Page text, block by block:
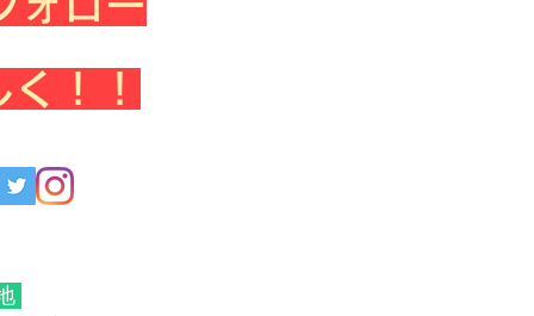
！！